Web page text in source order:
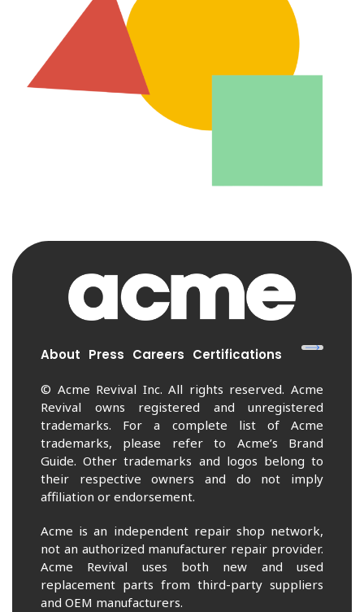
About Press Careers Certifications
© Acme Revival Inc. All rights reserved. Acme
Revival owns registered and unregistered
trademarks. For a complete list of Acme
trademarks, please refer to Acme’s Brand
Guide. Other trademarks and logos belong to
their respective owners and do not imply
affiliation or endorsement.
Acme is an independent repair shop network,
not an authorized manufacturer repair provider.
Acme Revival uses both new and used
replacement parts from third-party suppliers
and OEM manufacturers.